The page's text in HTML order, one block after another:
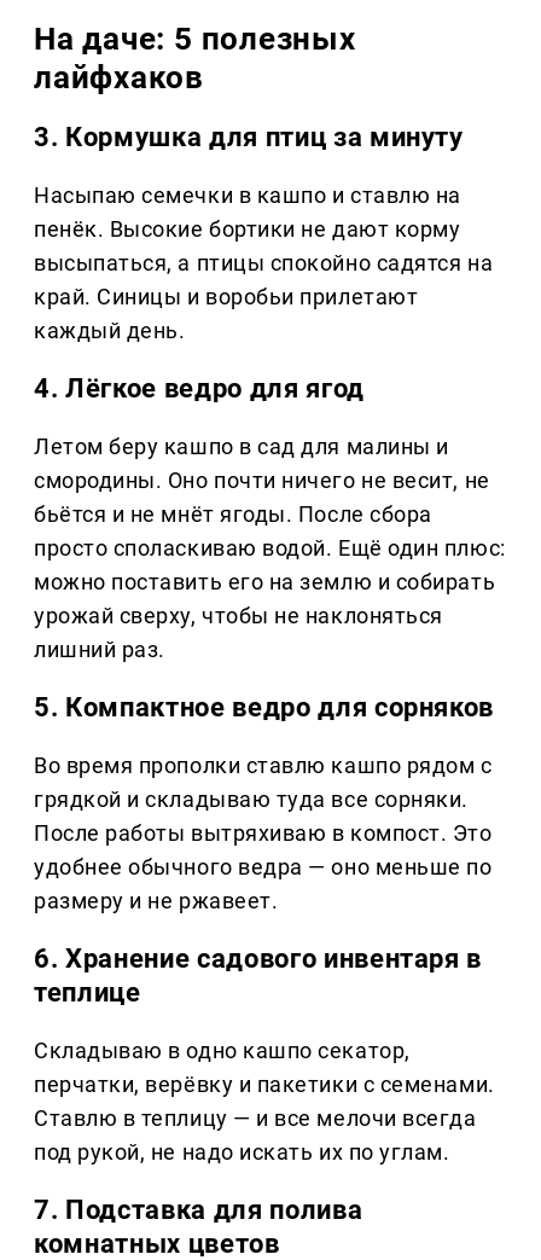
На даче: 5 полезных
лайфхаков
3. Кормушка для птиц за минуту
Насыпаю семечки в кашпо и ставлю на
пенёк. Высокие бортики не дают корму
высыпаться, а птицы спокойно садятся на
край. Синицы и воробьи прилетают
каждый день.
4. Лёгкое ведро для ягод
Летом беру кашпо в сад для малины и
смородины. Оно почти ничего не весит, не
бьётся и не мнёт ягоды. После сбора
просто споласкиваю водой. Ещё один плюс:
можно поставить его на землю и собирать
урожай сверху, чтобы не наклоняться
лишний раз.
5. Компактное ведро для сорняков
Во время прополки ставлю кашпо рядом с
грядкой и складываю туда все сорняки.
После работы вытряхиваю в компост. Это
удобнее обычного ведра — оно меньше по
размеру и не ржавеет.
6. Хранение садового инвентаря в
теплице
Складываю в одно кашпо секатор,
перчатки, верёвку и пакетики с семенами.
Ставлю в теплицу — и все мелочи всегда
под рукой, не надо искать их по углам.
7. Подставка для полива
комнатных цветов